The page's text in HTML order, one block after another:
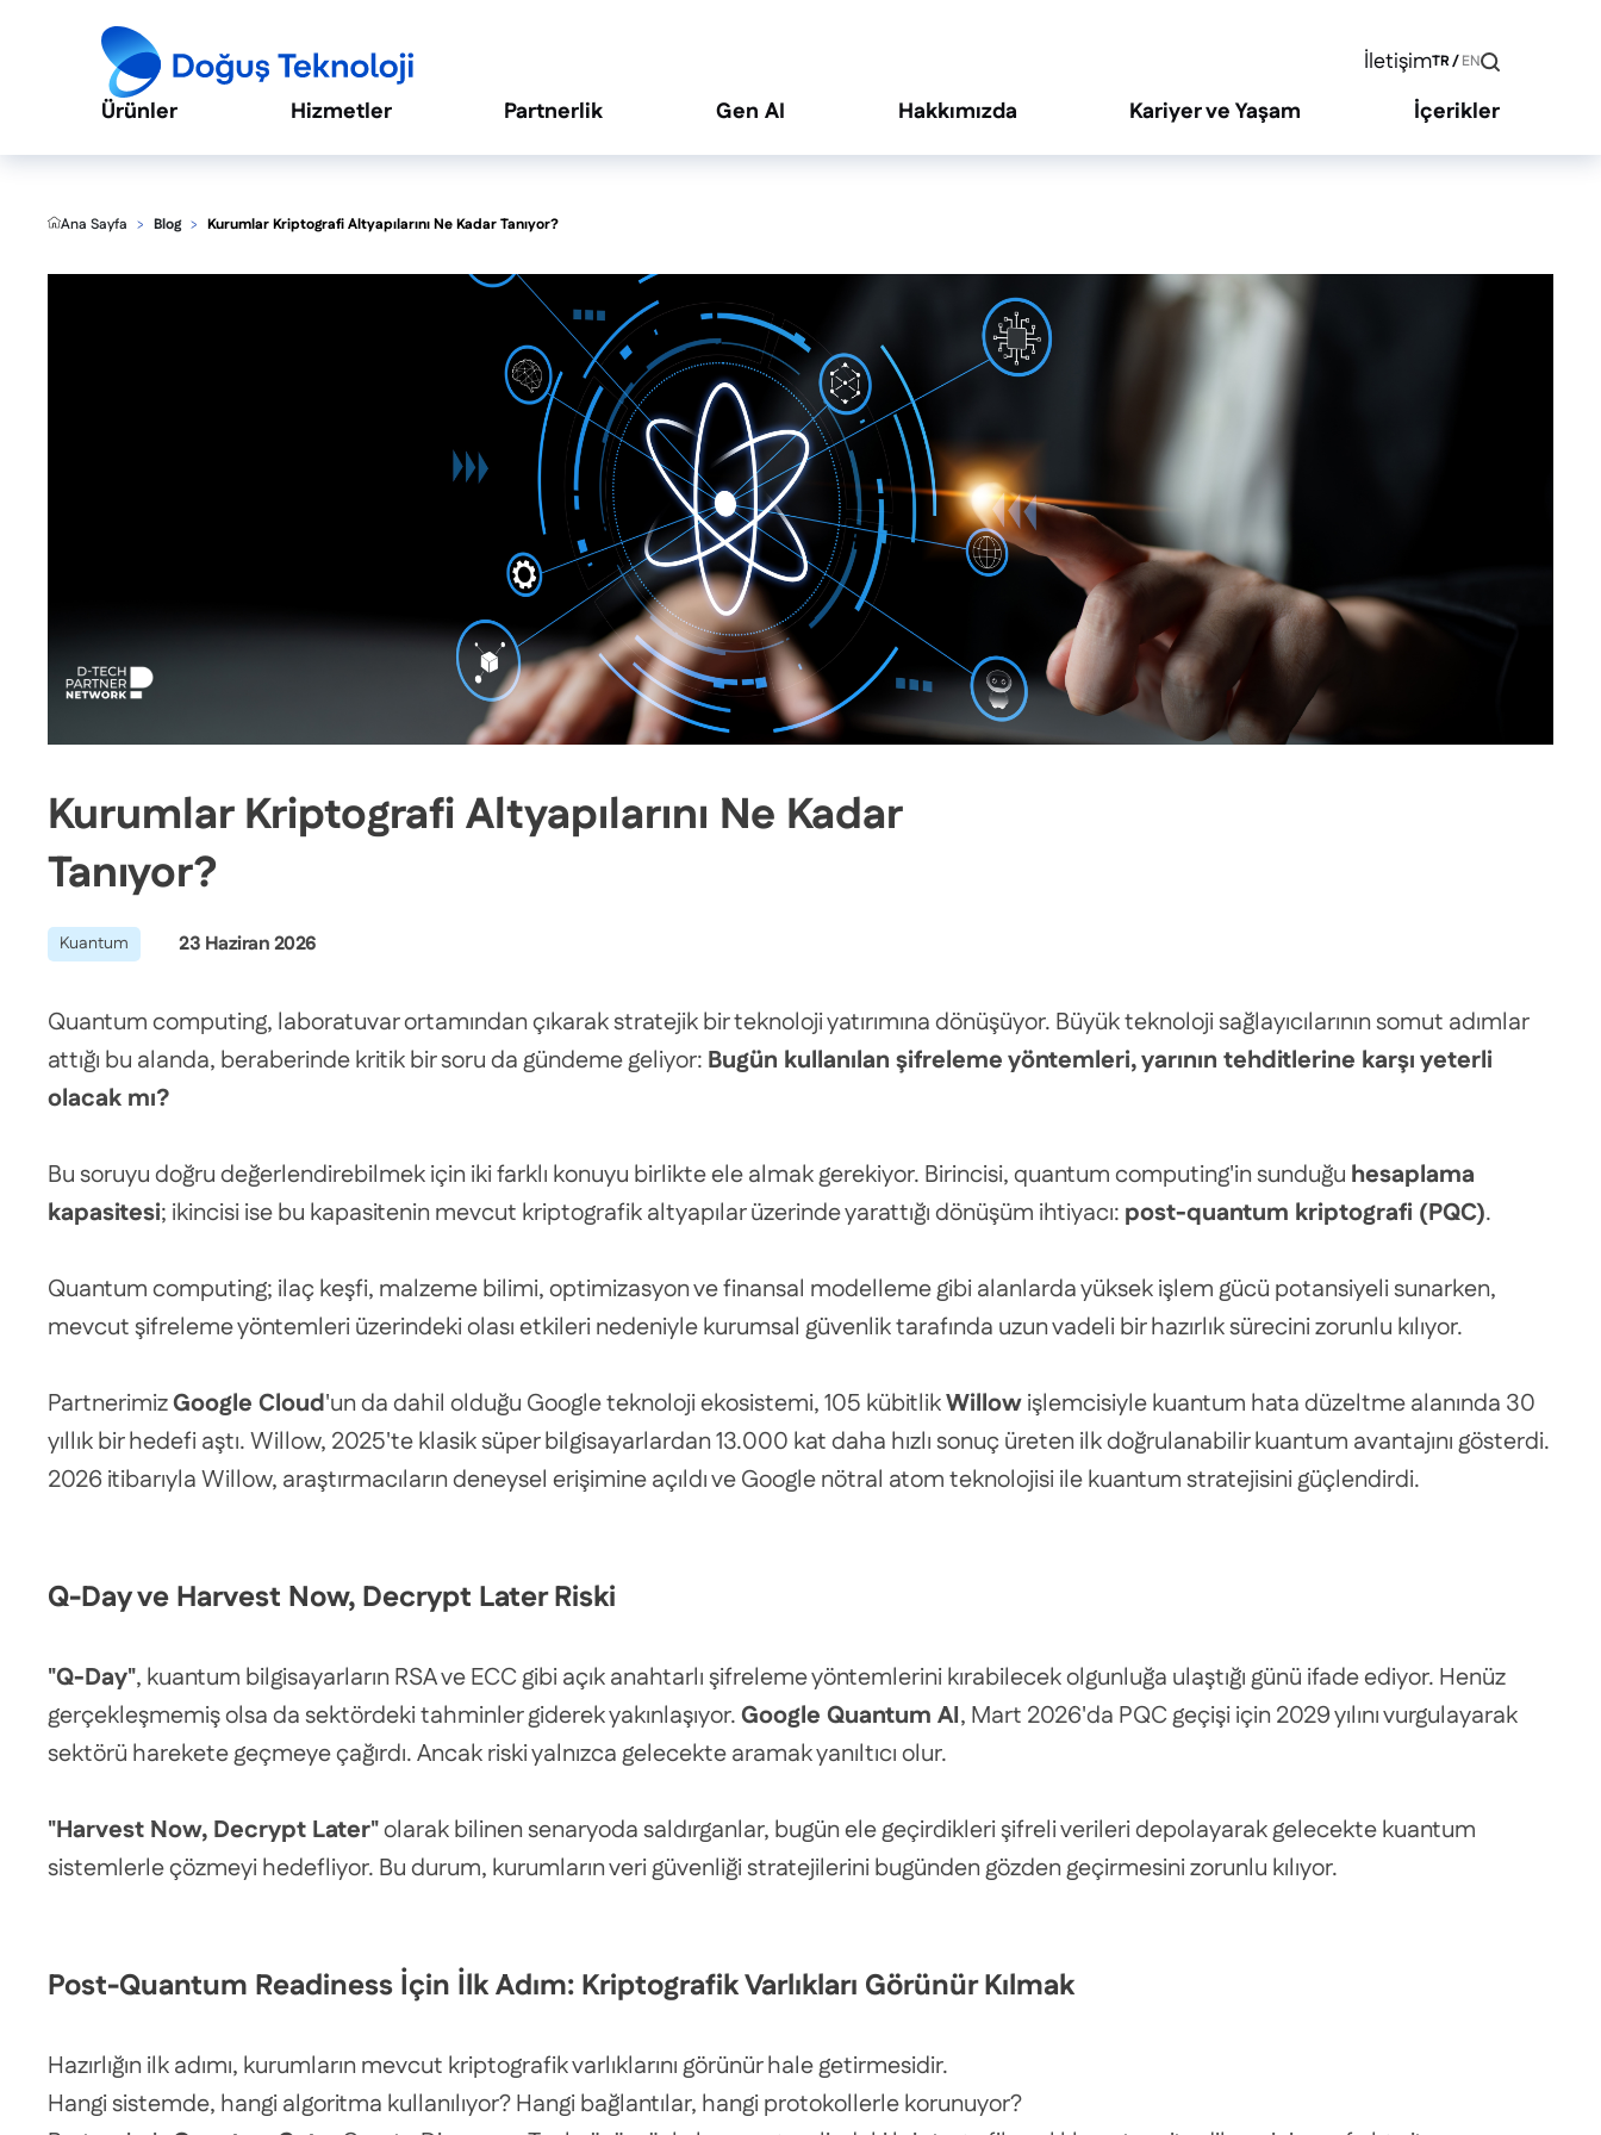
İletişimTR/EN
Ürünler Hizmetler Partnerlik Gen AI Hakkımızda Kariyer ve Yaşam İçerikler
Ana Sayfa Blog Kurumlar Kriptografi Altyapılarını Ne Kadar Tanıyor?
Kurumlar Kriptografi Altyapılarını Ne Kadar
Tanıyor?
Kuantum 23 Haziran 2026
Quantum computing, laboratuvar ortamından çıkarak stratejik bir teknoloji yatırımına dönüşüyor. Büyük teknoloji sağlayıcılarının somut adımlar
attığı bu alanda, beraberinde kritik bir soru da gündeme geliyor: Bugün kullanılan şifreleme yöntemleri, yarının tehditlerine karşı yeterli
olacak mı?
Bu soruyu doğru değerlendirebilmek için iki farklı konuyu birlikte ele almak gerekiyor. Birincisi, quantum computing'in sunduğu hesaplama
kapasitesi; ikincisi ise bu kapasitenin mevcut kriptografik altyapılar üzerinde yarattığı dönüşüm ihtiyacı: post-quantum kriptografi (PQC).
Quantum computing; ilaç keşfi, malzeme bilimi, optimizasyon ve finansal modelleme gibi alanlarda yüksek işlem gücü potansiyeli sunarken,
mevcut şifreleme yöntemleri üzerindeki olası etkileri nedeniyle kurumsal güvenlik tarafında uzun vadeli bir hazırlık sürecini zorunlu kılıyor.
PartnerimizGoogle Cloud'un da dahil olduğu Google teknoloji ekosistemi, 105 kübitlikWillowişlemcisiyle kuantum hata düzeltme alanında 30
yıllık bir hedefi aştı. Willow, 2025'te klasik süper bilgisayarlardan 13.000 kat daha hızlı sonuç üreten ilk doğrulanabilir kuantum avantajını gösterdi.
2026 itibarıyla Willow, araştırmacıların deneysel erişimine açıldı ve Google nötral atom teknolojisi ile kuantum stratejisini güçlendirdi.
Q-Day ve Harvest Now, Decrypt Later Riski
"Q-Day", kuantum bilgisayarların RSA ve ECC gibi açık anahtarlı şifreleme yöntemlerini kırabilecek olgunluğa ulaştığı günü ifade ediyor. Henüz
gerçekleşmemiş olsa da sektördeki tahminler giderek yakınlaşıyor.Google Quantum AI, Mart 2026'da PQC geçişi için 2029 yılını vurgulayarak
sektörü harekete geçmeye çağırdı. Ancak riski yalnızca gelecekte aramak yanıltıcı olur.
"Harvest Now, Decrypt Later"olarak bilinen senaryoda saldırganlar, bugün ele geçirdikleri şifreli verileri depolayarak gelecekte kuantum
sistemlerle çözmeyi hedefliyor. Bu durum, kurumların veri güvenliği stratejilerini bugünden gözden geçirmesini zorunlu kılıyor.
Post-Quantum Readiness İçin İlk Adım: Kriptografik Varlıkları Görünür Kılmak
Hazırlığın ilk adımı, kurumların mevcut kriptografik varlıklarını görünür hale getirmesidir.
Hangi sistemde, hangi algoritma kullanılıyor? Hangi bağlantılar, hangi protokollerle korunuyor?